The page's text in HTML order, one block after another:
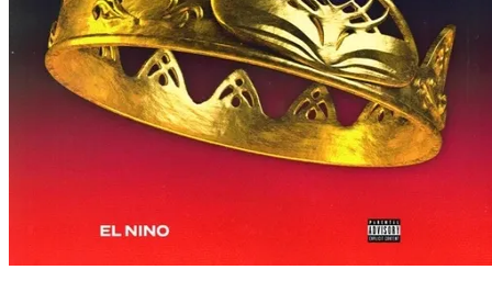
Pagina externă